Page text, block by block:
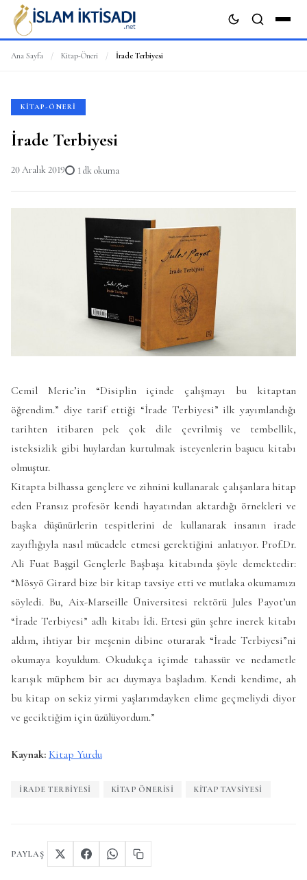
Ana Sayfa / Kitap-Öneri / İrade Terbiyesi
KITAP-ÖNERI
İrade Terbiyesi
20 Aralık 2019 1 dk okuma
Cemil Meric’in “Disiplin içinde çalışmayı bu kitaptan
öğrendim.” diye tarif ettiği “İrade Terbiyesi” ilk yayımlandığı
tarihten itibaren pek çok dile çevrilmiş ve tembellik,
isteksizlik gibi huylardan kurtulmak isteyenlerin başucu kitabı
olmuştur.
Kitapta bilhassa gençlere ve zihnini kullanarak çalışanlara hitap
eden Fransız profesör kendi hayatından aktardığı örnekleri ve
başka düşünürlerin tespitlerini de kullanarak insanın irade
zayıflığıyla nasıl mücadele etmesi gerektiğini anlatıyor. Prof.Dr.
Ali Fuat Başgil Gençlerle Başbaşa kitabında şöyle demektedir:
“Mösyö Girard bize bir kitap tavsiye etti ve mutlaka okumamızı
söyledi. Bu, Aix-Marseille Üniversitesi rektörü Jules Payot’un
“İrade Terbiyesi” adlı kitabı İdi. Ertesi gün şehre inerek kitabı
aldım, ihtiyar bir meşenin dibine oturarak “İrade Terbiyesi”ni
okumaya koyuldum. Okudukça içimde tahassür ve nedametle
karışık müphem bir acı duymaya başladım. Kendi kendime, ah
bu kitap on sekiz yirmi yaşlarımdayken elime geçmeliydi diyor
ve geciktiğim için üzülüyordum.”
Kaynak: Kitap Yurdu
IRADE TERBIYESI KITAP ÖNERISI KITAP TAVSIYESI
PAYLAŞ